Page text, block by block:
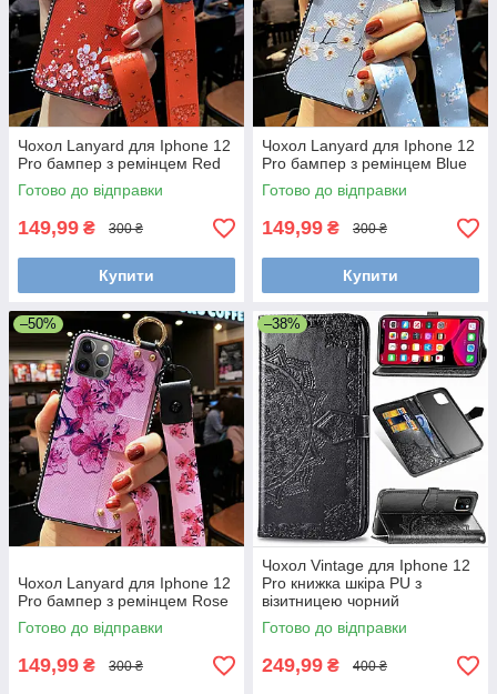
Чохол Lanyard для Iphone 12
Pro бампер з ремінцем Red
Готово до відправки
149,99 ₴ 300 ₴
Купити
Чохол Lanyard для Iphone 12
Pro бампер з ремінцем Blue
Готово до відправки
149,99 ₴ 300 ₴
Купити
–50%
Чохол Lanyard для Iphone 12
Pro бампер з ремінцем Rose
Готово до відправки
149,99 ₴ 300 ₴
–38%
Чохол Vintage для Iphone 12
Pro книжка шкіра PU з
візитницею чорний
Готово до відправки
249,99 ₴ 400 ₴